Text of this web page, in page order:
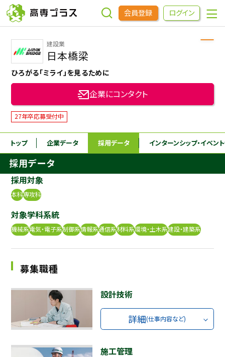
会員登録 ログイン
企業をさがす
進学先をさがす
インターンシップ・イベントをさがす
高専OBOGをさがす
高専プラスセミナー
めもらす
建設業
日本橋梁
ひろがる「ミライ」を見るために
企業にコンタクト
27年卒応募受付中
トップ 企業データ 採用データ インターンシップ・イベン
採用データ
採用対象
本科専攻科
対象学科系統
機械系電気・電子系制御系情報系通信系材料系環境・土木系建設・建築系
募集職種
設計技術
詳細(仕事内容など)
施工管理